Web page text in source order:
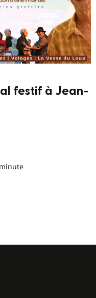
festif à Jean-